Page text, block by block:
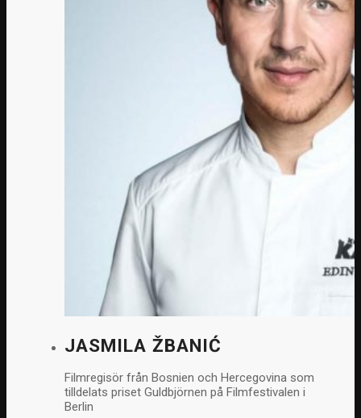
JASMILA ŽBANIĆ
Filmregisör från Bosnien och Hercegovina som
tilldelats priset Guldbjörnen på Filmfestivalen i
Berlin